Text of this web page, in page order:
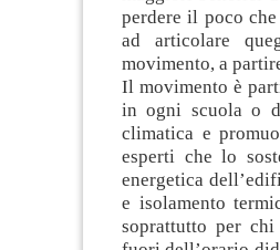
perdere il poco
ad articolare
movimento, a
Il movimento è
in ogni scuola o
climatica e
esperti che lo
energetica
e isolamento
soprattutto per